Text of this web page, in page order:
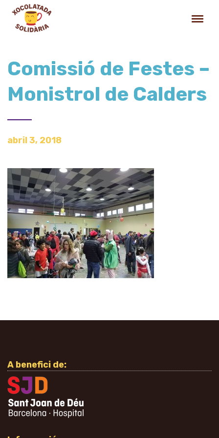
Comissió de Festes –
Monistrol de Calders
abril 3, 2018
A benefici de: